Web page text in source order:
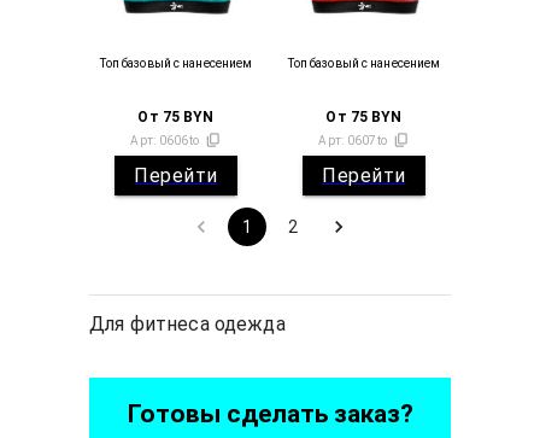
Топ базовый с нанесением
От 75 BYN
Арт: 0606to
Перейти
Топ базовый с нанесением
От 75 BYN
Арт: 0607to
Перейти
1 2
Для фитнеса одежда
Готовы сделать заказ?